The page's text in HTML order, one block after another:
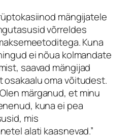
mängijatele
võrreldes
Kuna
ei nõua kolmandate
saavad mängijad
osakaalu oma võitudest.
märganud, et minu
kuna ei pea
mis
alati kaasnevad.”